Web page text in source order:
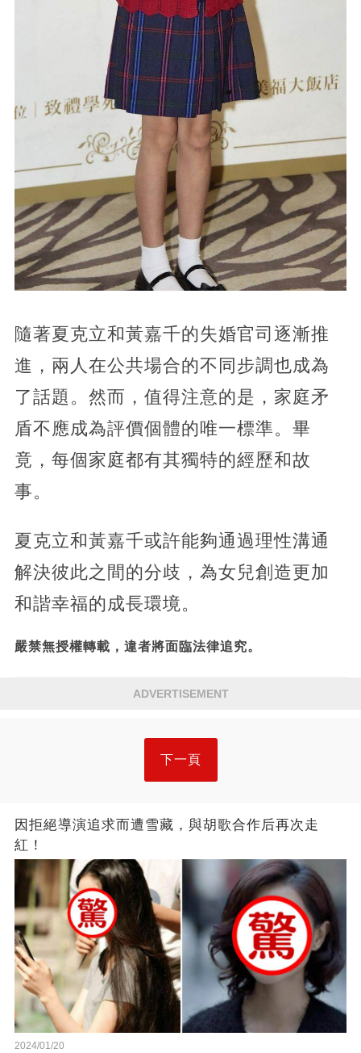
隨著夏克立和黃嘉千的失婚官司逐漸推
進，兩人在公共場合的不同步調也成為
了話題。然而，值得注意的是，家庭矛
盾不應成為評價個體的唯一標準。畢
竟，每個家庭都有其獨特的經歷和故
事。
夏克立和黃嘉千或許能夠通過理性溝通
解決彼此之間的分歧，為女兒創造更加
和諧幸福的成長環境。
嚴禁無授權轉載，違者將面臨法律追究。
ADVERTISEMENT
下一頁
因拒絕導演追求而遭雪藏，與胡歌合作后再次走
紅！
2024/01/20